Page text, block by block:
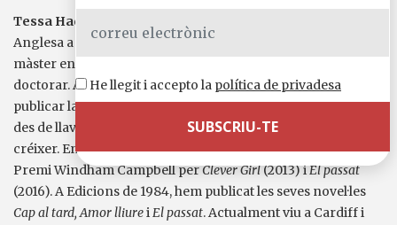
Tessa Hadley
Anglesa a la Universitat de Cambridge. El 1993 va fer un
màster en Escriptura Creativa i al cap de cinc anys es va
doctorar. Autora de vuit novel·les i tres llibres de relats, no va
publicar la seva primera novel·la fins als quaranta-sis anys i,
des de llavors, la seva reputació literària no ha parat de
créixer. Entre altres premis, ha estat guardonada amb el
Premi Windham Campbell perClever Girl(2013) iEl passat
(2016). A Edicions de 1984, hem publicat les seves novel·les
Cap al tard, Amor lliureiEl passat. Actualment viu a Cardiff i
He llegit i accepto la política de privadesa